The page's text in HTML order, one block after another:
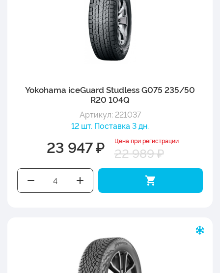
Yokohama iceGuard Studless G075 235/50
R20 104Q
Артикул: 221037
12 шт. Поставка 3 дн.
23 947 ₽ Цена при регистрации
22 989 ₽